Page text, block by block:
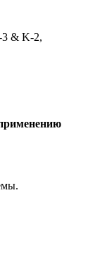
3 & K-2,